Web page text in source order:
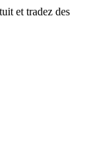
et tradez des